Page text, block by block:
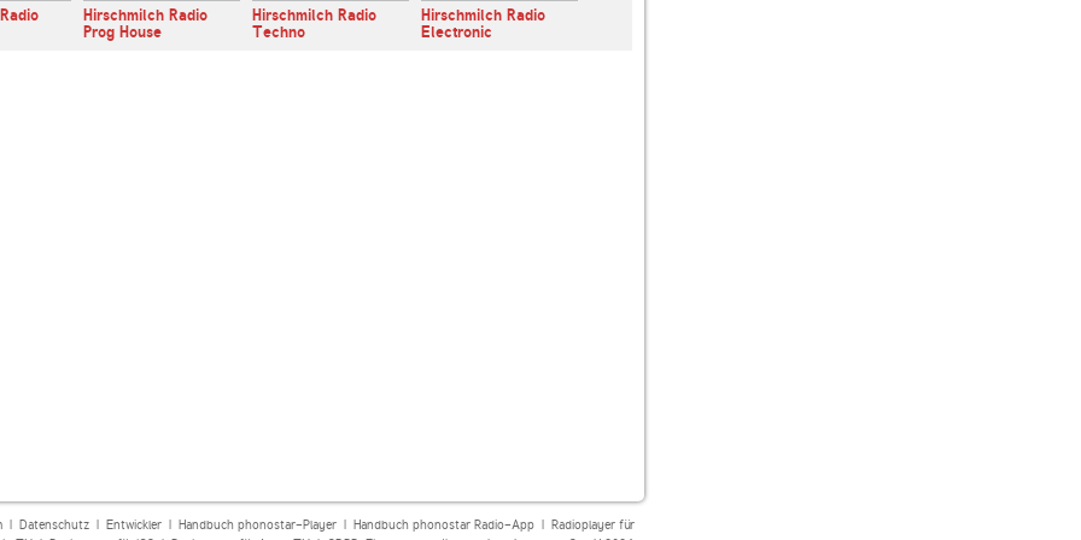
Hirschmilch Radio
Prog House
Hirschmilch Radio
Techno
Hirschmilch Radio
Electronic
| Datenschutz| Entwickler| Handbuch phonostar-Player| Handbuch phonostar Radio-App| Radioplayer für